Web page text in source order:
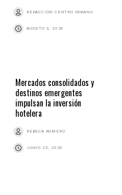
REDACCIÓN CENTRO URBANO
AGOSTO 3, 2026
Mercados consolidados y
destinos emergentes
impulsan la inversión
hotelera
REBECA ROMERO
JUNIO 25, 2026